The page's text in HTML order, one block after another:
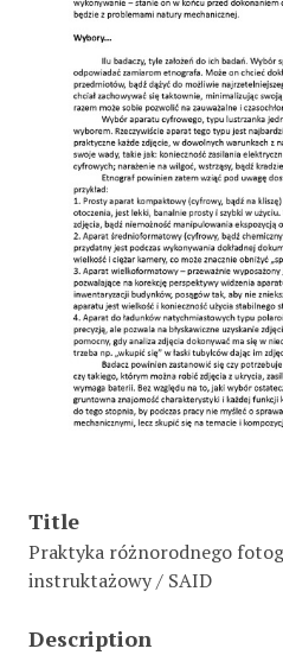
Title
Praktyka różnorodnego
instruktażowy / SAID
Description